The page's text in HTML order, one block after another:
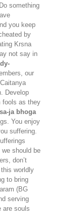
something
you keep
by
Krsna
not say in
our
Develop
fools as they
ja bhoga
You enjoy
suffering.
should be
don’t
worldly
to bring
(BG
serving
are souls